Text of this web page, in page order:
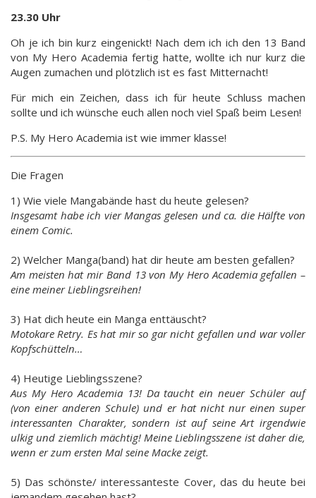
23.30 Uhr
Oh je ich bin kurz eingenickt! Nach dem ich ich den 13 Band
von My Hero Academia fertig hatte, wollte ich nur kurz die
Augen zumachen und plötzlich ist es fast Mitternacht!
Für mich ein Zeichen, dass ich für heute Schluss machen
sollte und ich wünsche euch allen noch viel Spaß beim Lesen!
P.S. My Hero Academia ist wie immer klasse!
Die Fragen
1) Wie viele Mangabände hast du heute gelesen?
Insgesamt habe ich vier Mangas gelesen und ca. die Hälfte von
einem Comic.
2) Welcher Manga(band) hat dir heute am besten gefallen?
Am meisten hat mir Band 13 von My Hero Academia gefallen –
eine meiner Lieblingsreihen!
3) Hat dich heute ein Manga enttäuscht?
Motokare Retry. Es hat mir so gar nicht gefallen und war voller
Kopfschütteln…
4) Heutige Lieblingsszene?
Aus My Hero Academia 13! Da taucht ein neuer Schüler auf
(von einer anderen Schule) und er hat nicht nur einen super
interessanten Charakter, sondern ist auf seine Art irgendwie
ulkig und ziemlich mächtig! Meine Lieblingsszene ist daher die,
wenn er zum ersten Mal seine Macke zeigt.
5) Das schönste/ interessanteste Cover, das du heute bei